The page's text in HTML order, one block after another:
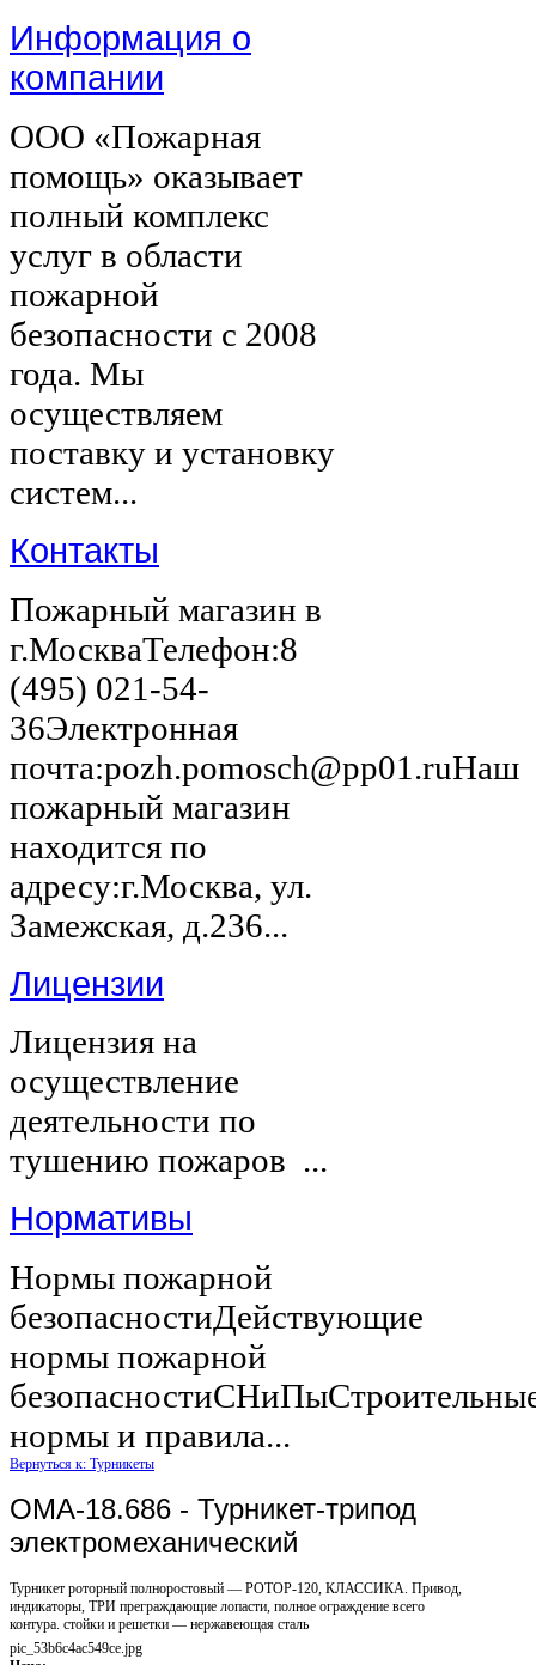
Информация о
компании
ООО «Пожарная
помощь» оказывает
полный комплекс
услуг в области
пожарной
безопасности с 2008
года. Мы
осуществляем
поставку и установку
систем...
Контакты
Пожарный магазин в
г.МоскваТелефон:8
(495) 021-54-
36Электронная
почта:pozh.pomosch@pp01.ruНаш
пожарный магазин
находится по
адресу:г.Москва, ул.
Замежская, д.236...
Лицензии
Лицензия на
осуществление
деятельности по
тушению пожаров ...
Нормативы
Нормы пожарной
безопасностиДействующие
нормы пожарной
нормы и правила...
Вернуться к: Турникеты
ОМА-18.686 - Турникет-трипод
электромеханический
Турникет роторный полноростовый — РОТОР-120, КЛАССИКА. Привод,
индикаторы, ТРИ преграждающие лопасти, полное ограждение всего
контура. стойки и решетки — нержавеющая сталь
pic_53b6c4ac549ce.jpg